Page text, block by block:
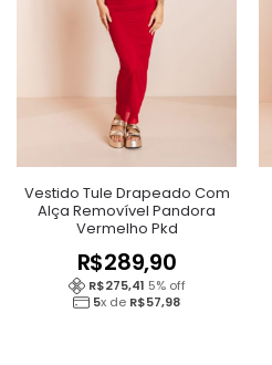
Vestido Tule Drapeado Com
Alça Removível Pandora
Vermelho Pkd
R$289,90
R$275,41 5% off
5x de R$57,98